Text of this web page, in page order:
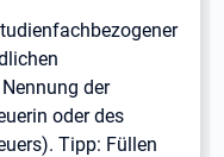
der
oder des
Tipp: Füllen